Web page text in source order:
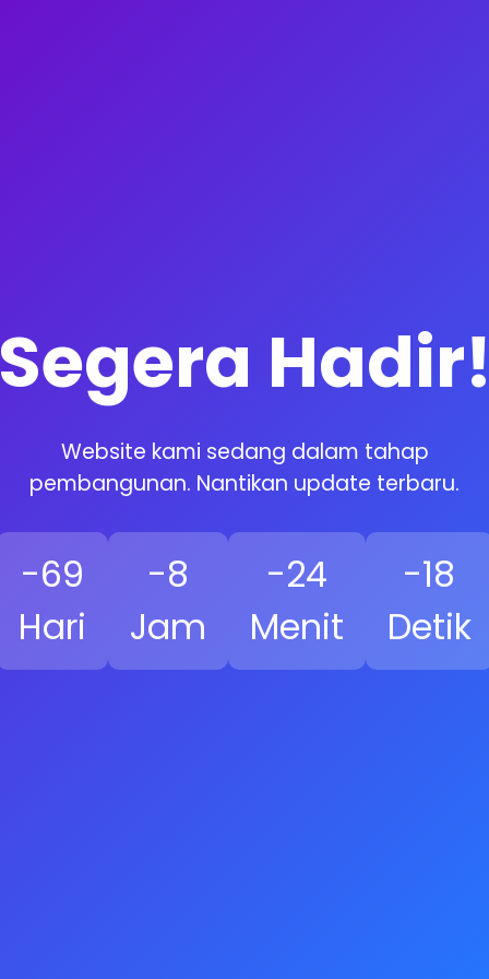
Website kami sedang dalam tahap
pembangunan. Nantikan update terbaru.
-69
Hari
-8
Jam
-24
Menit
-19
Detik